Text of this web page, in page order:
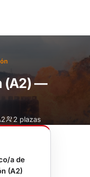
(A2) —
2 plazas
a de
(A2)